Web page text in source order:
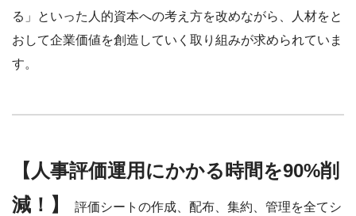
る」といった人的資本への考え方を改めながら、人材をと
おして企業価値を創造していく取り組みが求められていま
す。
【人事評価運用にかかる時間を90%削
減！】
評価シートの作成、配布、集約、管理を全てシ